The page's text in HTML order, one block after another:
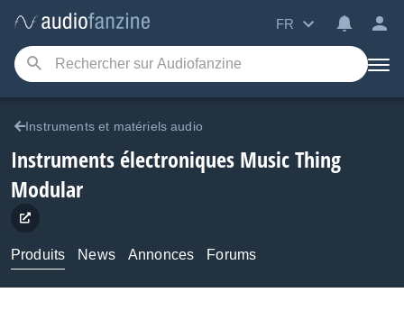
FR
Instruments et matériels audio
Instruments électroniques Music Thing
Modular
Produits News Annonces Forums